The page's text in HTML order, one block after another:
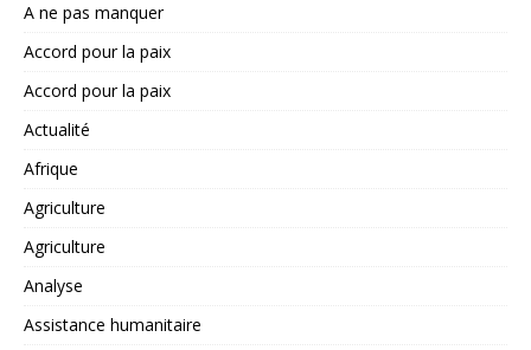
A ne pas manquer
Accord pour la paix
Accord pour la paix
Actualité
Afrique
Agriculture
Agriculture
Analyse
Assistance humanitaire